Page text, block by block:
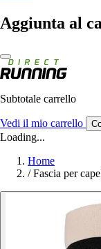
Aggiunta al
Subtotale carrello
Vedi il mio carrello
Loading...
Home
/ Fascia per